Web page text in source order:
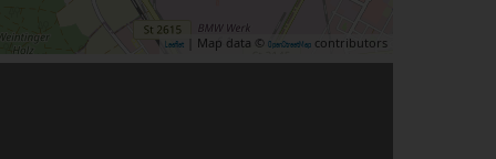
Leaflet| Map data © OpenStreetMapcontributors